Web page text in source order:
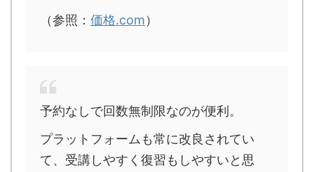
（参照： 価格.com）
予約なしで回数無制限なのが便利。
プラットフォームも常に改良されてい
て、受講しやすく復習もしやすいと思